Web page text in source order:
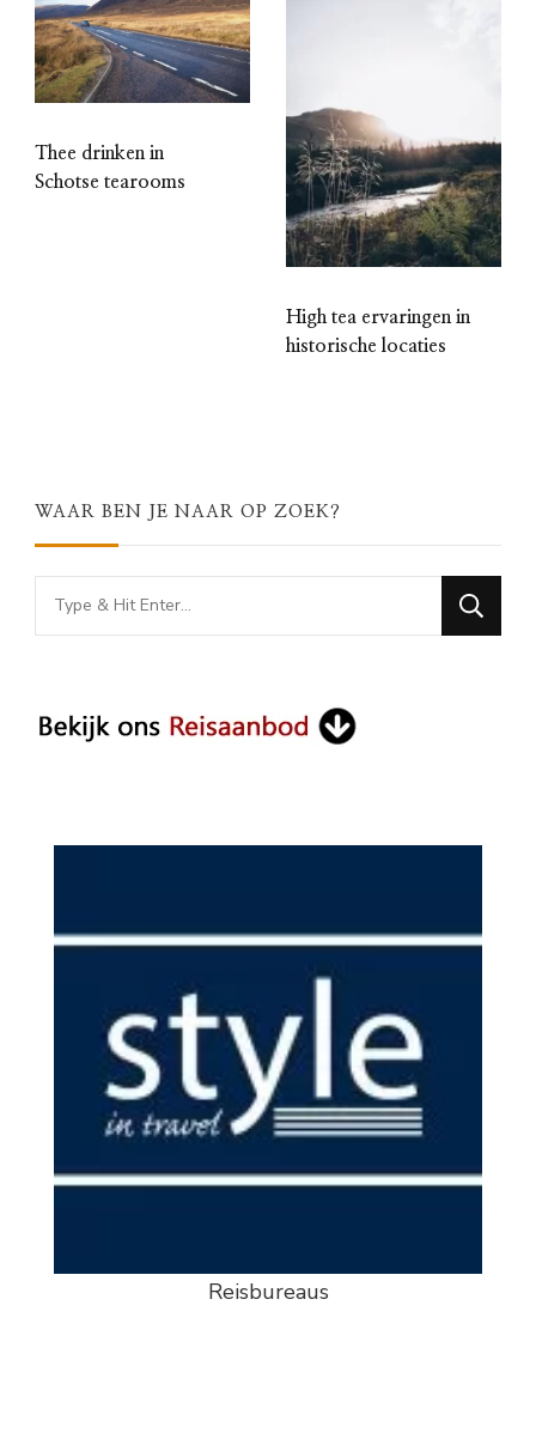
Thee drinken in
Schotse tearooms
High tea ervaringen in
historische locaties
WAAR BEN JE NAAR OP ZOEK?
Looking
for
Reisbureaus